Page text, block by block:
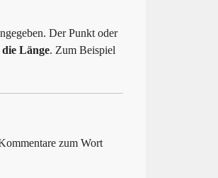
Der Punkt oder
Länge. Zum Beispiel
zum Wort